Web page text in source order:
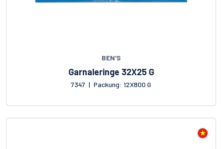
BEN'S
Garnaleringe 32X25 G
7347 | Packung: 12X800 G